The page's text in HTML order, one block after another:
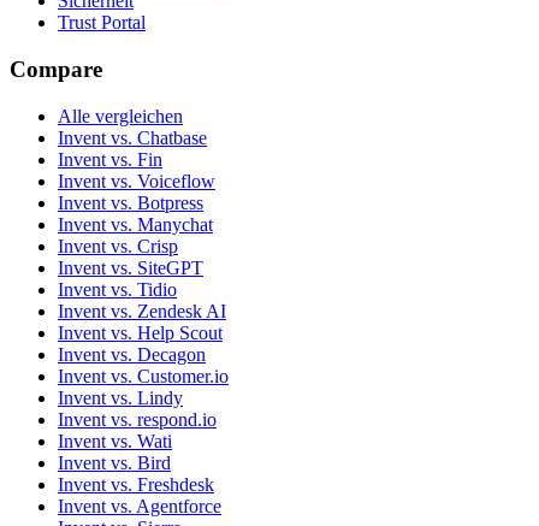
Trust Portal
Compare
Alle vergleichen
Invent vs. Chatbase
Invent vs. Fin
Invent vs. Voiceflow
Invent vs. Botpress
Invent vs. Manychat
Invent vs. Crisp
Invent vs. SiteGPT
Invent vs. Tidio
Invent vs. Zendesk AI
Invent vs. Help Scout
Invent vs. Decagon
Invent vs. Customer.io
Invent vs. Lindy
Invent vs. respond.io
Invent vs. Wati
Invent vs. Bird
Invent vs. Freshdesk
Invent vs. Agentforce